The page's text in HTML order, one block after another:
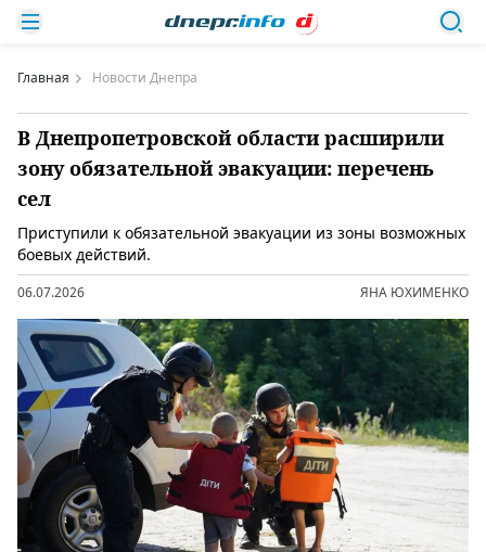
Главная Новости Днепра
В Днепропетровской области расширили
зону обязательной эвакуации: перечень
сел
Приступили к обязательной эвакуации из зоны возможных
боевых действий.
06.07.2026 ЯНА ЮХИМЕНКО